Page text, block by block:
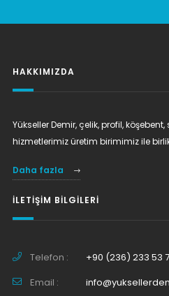
HAKKIMIZDA
Yükseller Demir, çelik, profil,
hizmetlerimiz üretim birimimiz ile
Daha fazla
İLETIŞIM BILGILERI
Telefon :
+90 (236) 233 53
Email :